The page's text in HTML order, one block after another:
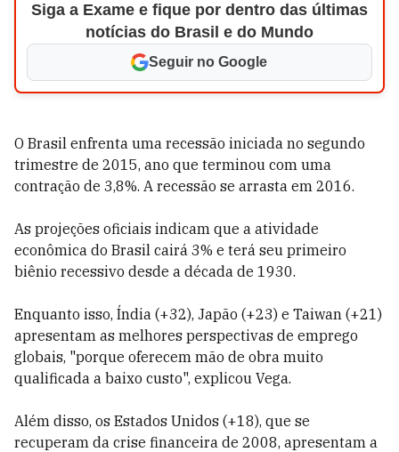
Siga a Exame e fique por dentro das últimas
notícias do Brasil e do Mundo
Seguir no Google
O Brasil enfrenta uma recessão iniciada no segundo
trimestre de 2015, ano que terminou com uma
contração de 3,8%. A recessão se arrasta em 2016.
As projeções oficiais indicam que a atividade
econômica do Brasil cairá 3% e terá seu primeiro
biênio recessivo desde a década de 1930.
Enquanto isso, Índia (+32), Japão (+23) e Taiwan (+21)
apresentam as melhores perspectivas de emprego
globais, "porque oferecem mão de obra muito
qualificada a baixo custo", explicou Vega.
Além disso, os Estados Unidos (+18), que se
recuperam da crise financeira de 2008, apresentam a